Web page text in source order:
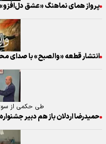
پرواز همای نماهنگ «عشق دل‌افزو»
انتشار قطعه «والصبح» با صدای
طی حکمی از
حمیدرضا اردلان باز هم دبیر